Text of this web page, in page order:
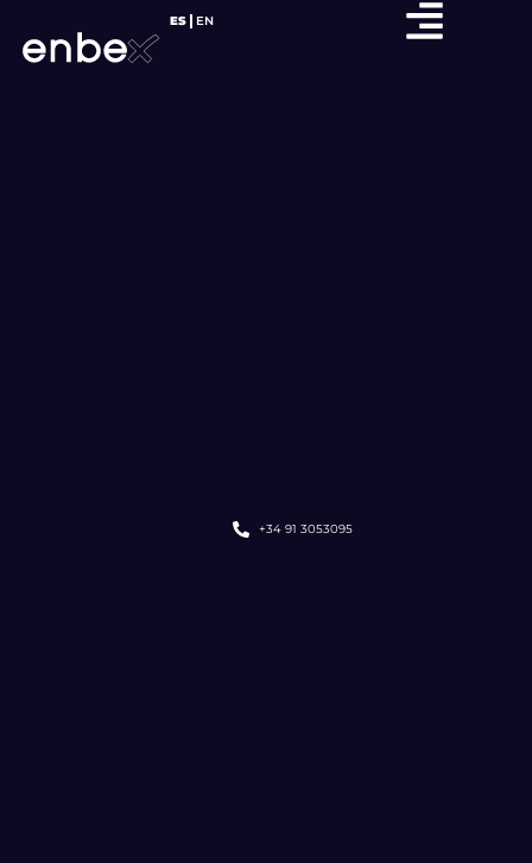
ES EN
+34 91 3053095